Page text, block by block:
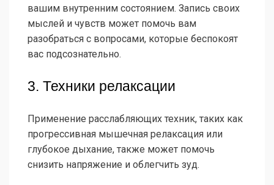
вашим внутренним состоянием. Запись своих
мыслей и чувств может помочь вам
разобраться с вопросами, которые беспокоят
вас подсознательно.
3. Техники релаксации
Применение расслабляющих техник, таких как
прогрессивная мышечная релаксация или
глубокое дыхание, также может помочь
снизить напряжение и облегчить зуд.